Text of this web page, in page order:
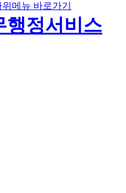
위메뉴 바로가기